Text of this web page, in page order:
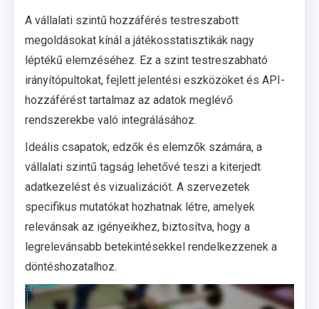
A vállalati szintű hozzáférés testreszabott
megoldásokat kínál a játékosstatisztikák nagy
léptékű elemzéséhez. Ez a szint testreszabható
irányítópultokat, fejlett jelentési eszközöket és API-
hozzáférést tartalmaz az adatok meglévő
rendszerekbe való integrálásához.
Ideális csapatok, edzők és elemzők számára, a
vállalati szintű tagság lehetővé teszi a kiterjedt
adatkezelést és vizualizációt. A szervezetek
specifikus mutatókat hozhatnak létre, amelyek
relevánsak az igényeikhez, biztosítva, hogy a
legrelevánsabb betekintésekkel rendelkezzenek a
döntéshozatalhoz.